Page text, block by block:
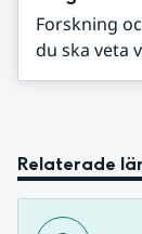
Forskning
du ska veta
Relaterade